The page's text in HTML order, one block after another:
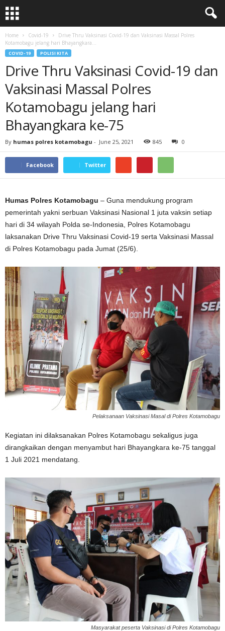
Home Covid-19
Drive Thru Vaksinasi Covid-19 dan Vaksinasi Massal Polres
Kotamobagu jelang hari Bhayangkara...
COVID-19 POLISI KITA
Drive Thru Vaksinasi Covid-19 dan
Vaksinasi Massal Polres
Kotamobagu jelang hari
Bhayangkara ke-75
By humas polres kotamobagu - June 25, 2021 845 0
Facebook Twitter
Humas Polres Kotamobagu – Guna mendukung program
pemerintah yakni serbuan Vaksinasi Nasional 1 juta vaksin setiap
hari di 34 wilayah Polda se-Indonesia, Polres Kotamobagu
laksanakan Drive Thru Vaksinasi Covid-19 serta Vaksinasi Massal
di Polres Kotamobagu pada Jumat (25/6).
Pelaksanaan Vaksinasi Masal di Polres Kotamobagu
Kegiatan ini dilaksanakan Polres Kotamobagu sekaligus juga
dirangkaikan dengan menyambut hari Bhayangkara ke-75 tanggal
1 Juli 2021 mendatang.
Masyarakat peserta Vaksinasi di Polres Kotamobagu